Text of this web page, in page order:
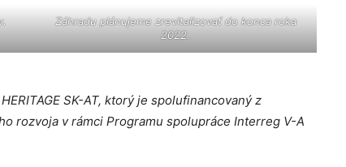
Záhradu plánujeme zrevitalizovať do konca roka
2022.
SK-AT, ktorý je spolufinancovaný z
rozvoja v rámci Programu spolupráce Interreg V-A